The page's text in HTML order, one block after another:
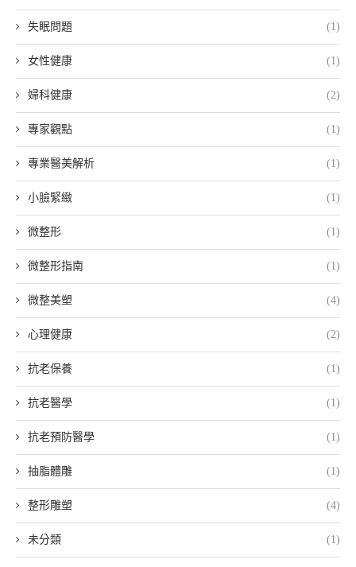
失眠問題 (1)
女性健康 (1)
婦科健康 (2)
專家觀點 (1)
專業醫美解析 (1)
小臉緊緻 (1)
微整形 (1)
微整形指南 (1)
微整美塑 (4)
心理健康 (2)
抗老保養 (1)
抗老醫學 (1)
抗老預防醫學 (1)
抽脂體雕 (1)
整形雕塑 (4)
未分類 (1)